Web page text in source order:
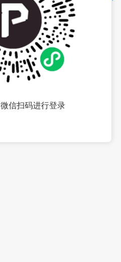
微信扫码进行登录